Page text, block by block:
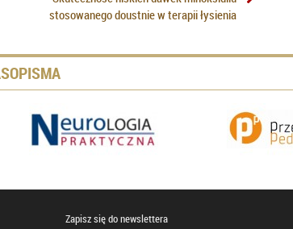
stosowanego doustnie w terapii łysienia
Zapisz się do newslettera